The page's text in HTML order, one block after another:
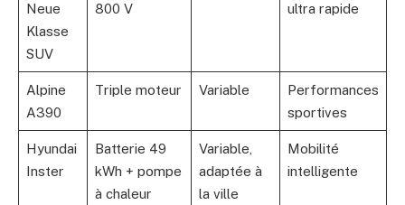
Neue
Klasse
SUV
800 V
ultra rapide
Alpine
A390
Triple moteur Variable
Performances
sportives
Hyundai
Inster
Batterie 49
kWh + pompe
à chaleur
Variable,
adaptée à
la ville
Mobilité
intelligente